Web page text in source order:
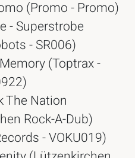
(Promo - Promo)
- Superstrobe
- SR006)
(Toptrax -
The Nation
Rock-A-Dub)
- VOKU019)